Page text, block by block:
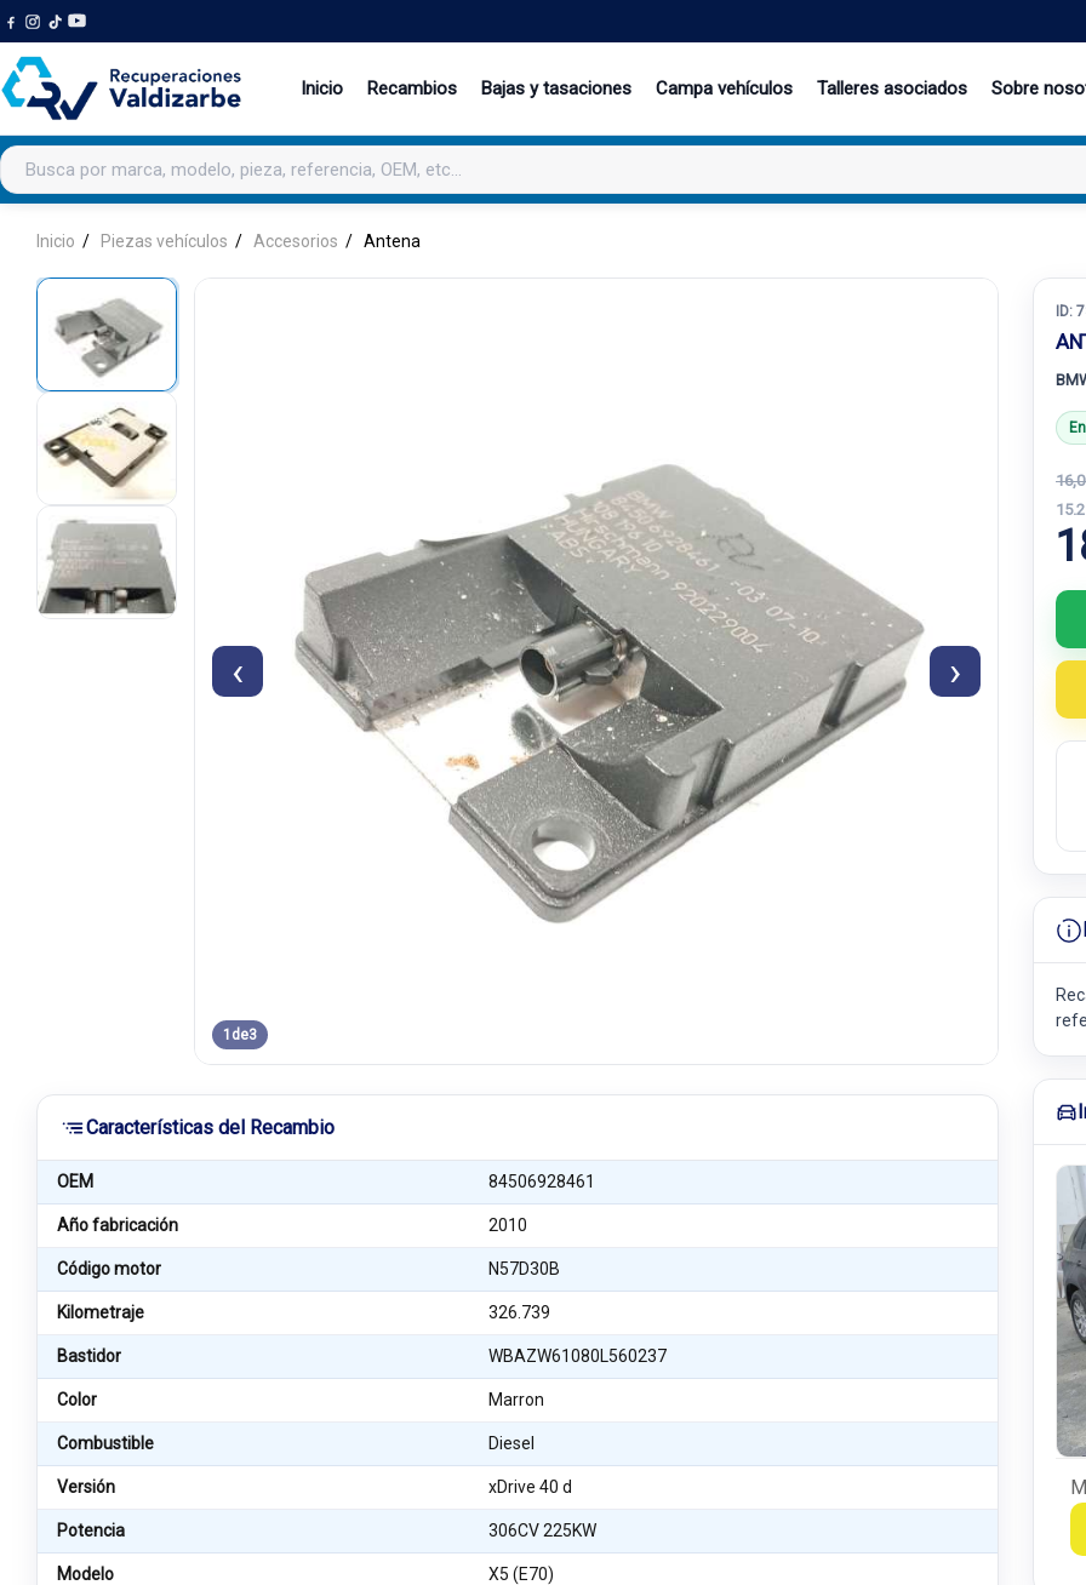
Inicio Recambios Bajas y tasaciones Campa vehículos Talleres asociados Sobre
Buscar productos
Inicio Piezas vehículos Accesorios Antena
‹ ›
1 de3
Características del Recambio
OEM 84506928461
Año fabricación 2010
Código motor N57D30B
Kilometraje 326.739
Bastidor WBAZW61080L560237
Color Marron
Combustible Diesel
Versión xDrive 40 d
Potencia 306CV 225KW
Modelo X5 (E70)
ID: